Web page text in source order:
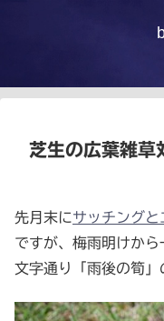
芝生の広葉雑
先月末にサッチングと
ですが、梅雨明けか
文字通り「雨後の筍」